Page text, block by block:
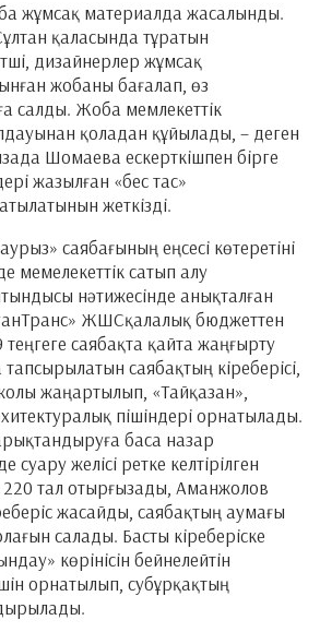
жұмсақ материалда жасалынды.
қаласында тұратын
дизайнерлер жұмсақ
жобаны бағалап, өз
салды. Жоба мемлекеттік
қоладан құйылады, – деген
Шомаева ескерткішпен бірге
жазылған «бес тас»
жеткізді.
саябағының еңсесі көтеретіні
мемелекеттік сатып алу
нәтижесінде анықталған
ЖШСқалалық бюджеттен
теңгеге саябақта қайта жаңғырту
тапсырылатын саябақтың кіреберісі,
жаңартылып, «Тайқазан»,
пішіндері орнатылады.
баса назар
суару желісі ретке келтірілген
220 тал отырғызады, Аманжолов
жасайды, саябақтың аумағы
салады. Басты кіреберіске
көрінісін бейнелейтін
орнатылып, субұрқақтың